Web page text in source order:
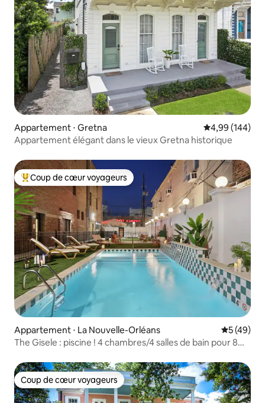
Appartement ⋅ Gretna Évaluation
4,99 (144)
Appartement élégant dans le vieux Gretna historique
Coups de cœur voyageurs les plus appréciés
Coup de cœur voyageurs
Appartement ⋅ La Nouvelle-Orléans
5 (49)
The Gisele : piscine ! 4 chambres/4 salles de bain pour 8
Coup de cœur voyageurs
Coup de cœur voyageurs